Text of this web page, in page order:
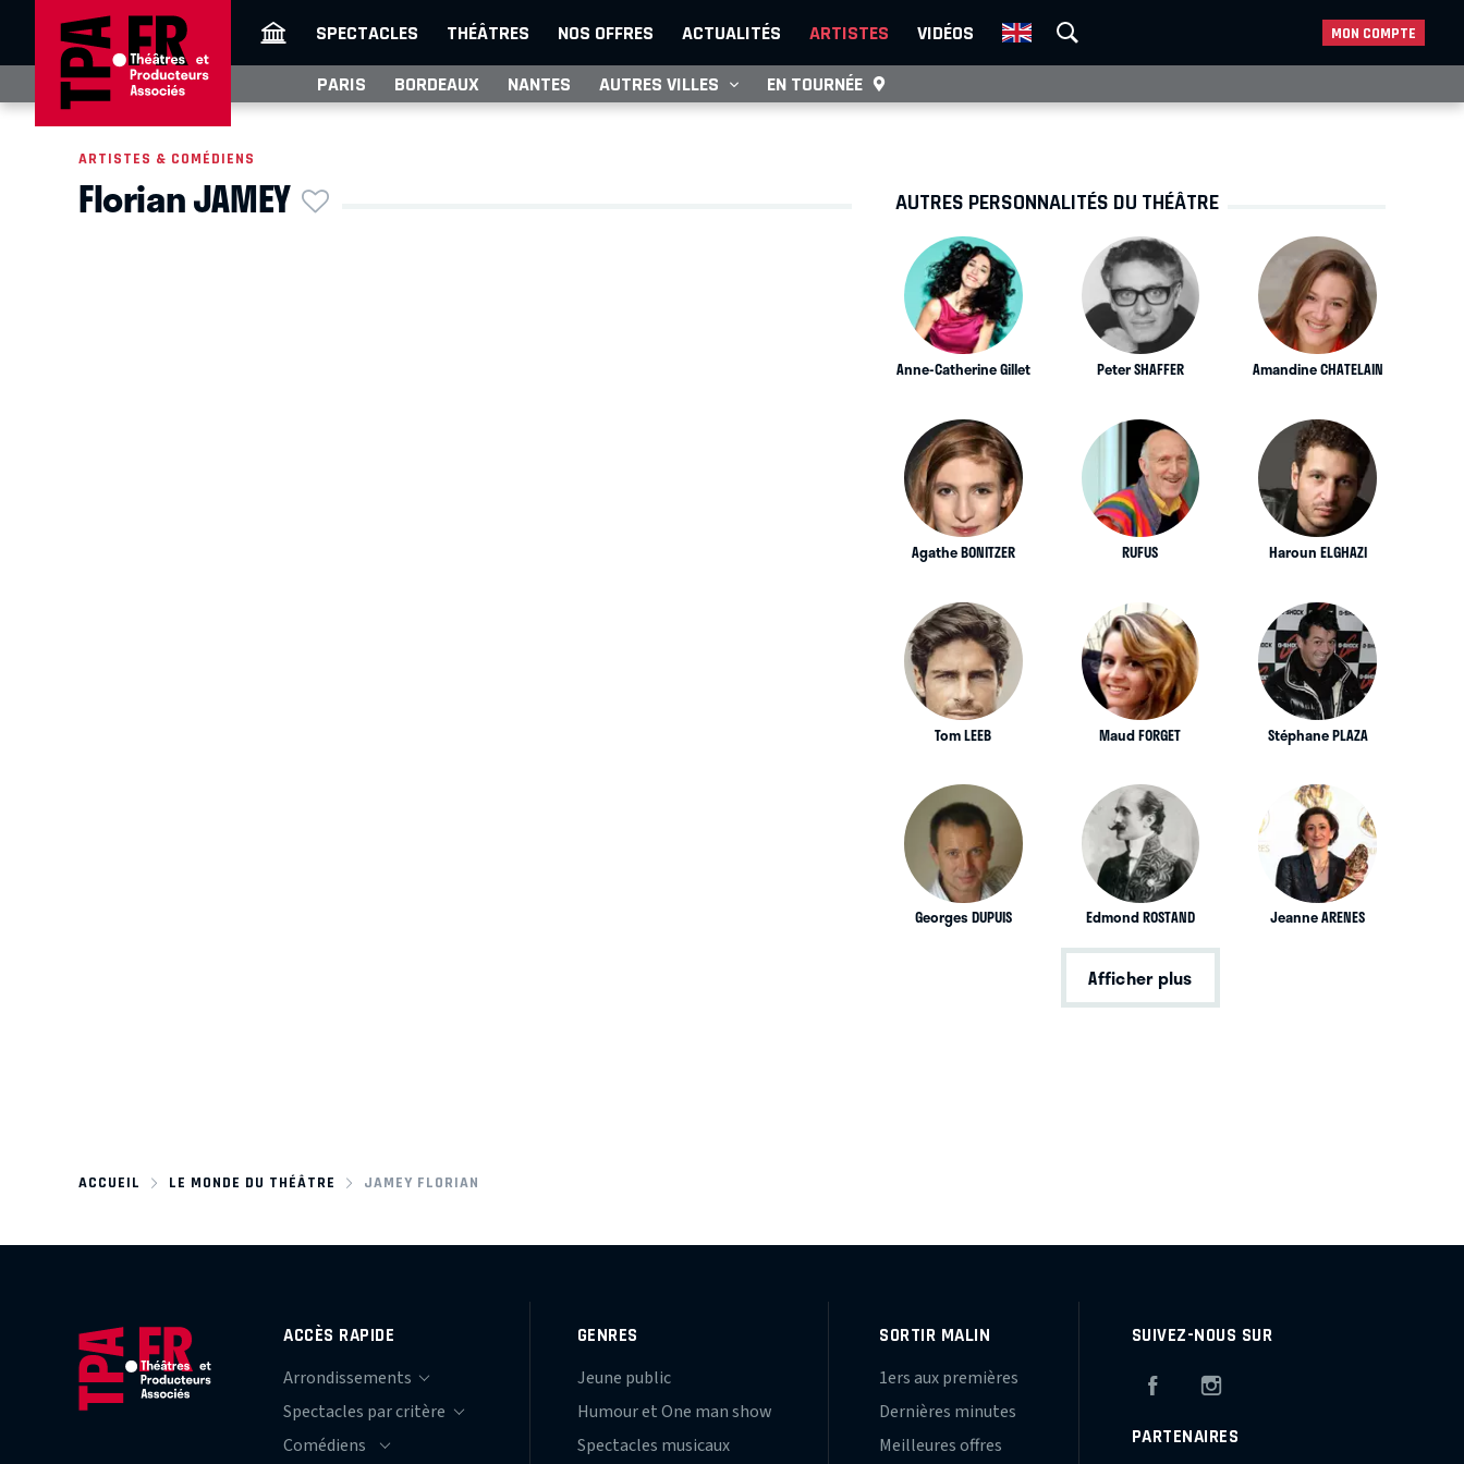
SPECTACLES THÉÂTRES NOS OFFRES ACTUALITÉS ARTISTES VIDÉOS MON COMPTE
PARIS BORDEAUX NANTES AUTRES VILLES EN TOURNÉE
ARTISTES & COMÉDIENS
Florian JAMEY AUTRES PERSONNALITÉS DU THÉÂTRE
Anne-Catherine Gillet Peter SHAFFER Amandine CHATELAIN
Agathe BONITZER RUFUS Haroun ELGHAZI
Tom LEEB Maud FORGET Stéphane PLAZA
Georges DUPUIS Edmond ROSTAND Jeanne ARENES
Afficher plus
ACCUEIL LE MONDE DU THÉÂTRE JAMEY FLORIAN
ACCÈS RAPIDE GENRES
Jeune public
Humour et One man show
Spectacles musicaux
SORTIR MALIN
1ers aux premières
Dernières minutes
Meilleures offres
SUIVEZ-NOUS SUR
Facebook
PARTENAIRES